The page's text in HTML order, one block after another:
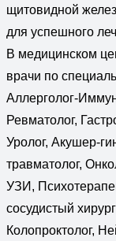
щитовидной
для успешного
В медицинском
врачи по
Аллерголог-
Ревматолог,
Уролог, Акушер-
травматолог,
УЗИ,
сосудистый
Колопроктолог,